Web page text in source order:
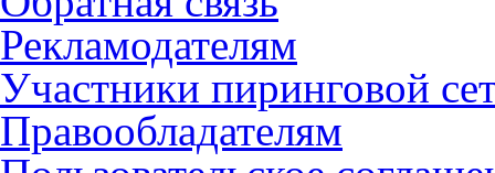
Рекламодателям
Участники пиринговой
Правообладателям